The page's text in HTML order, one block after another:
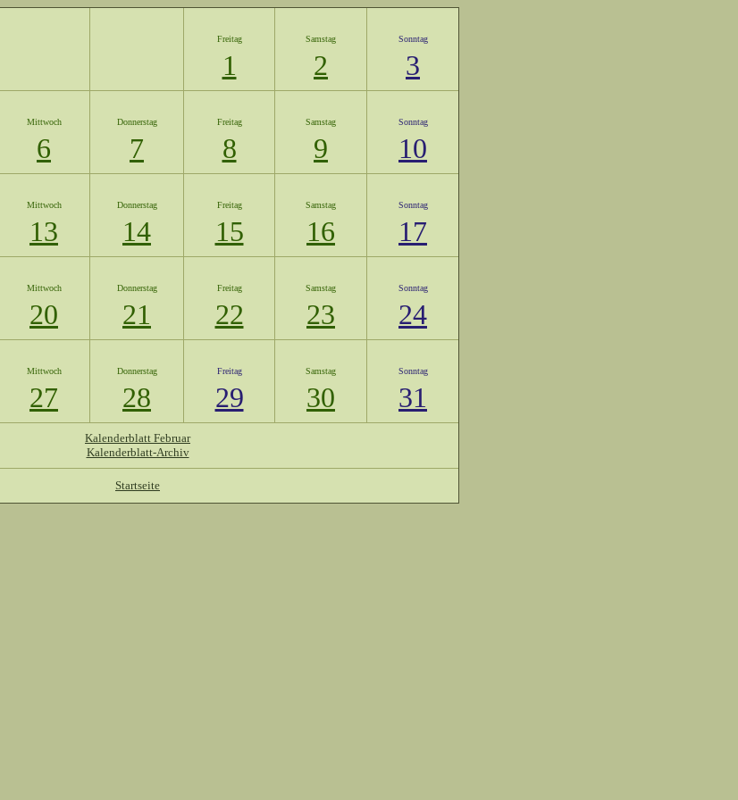
Freitag
1
Samstag
2
Sonntag
3
Mittwoch
6
Donnerstag
7
Freitag
8
Samstag
9
Sonntag
10
Mittwoch
13
Donnerstag
14
Freitag
15
Samstag
16
Sonntag
17
Mittwoch
20
Donnerstag
21
Freitag
22
Samstag
23
Sonntag
24
Mittwoch
27
Donnerstag
28
Freitag
29
Samstag
30
Sonntag
31
Kalenderblatt Februar
Kalenderblatt-Archiv
Startseite